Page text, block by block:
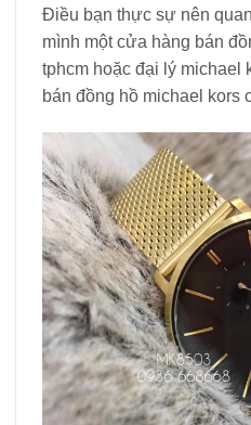
Điều bạn thực sự nên
mình một cửa hàng bán
tphcm hoặc đại lý michael
bán đồng hồ michael kors